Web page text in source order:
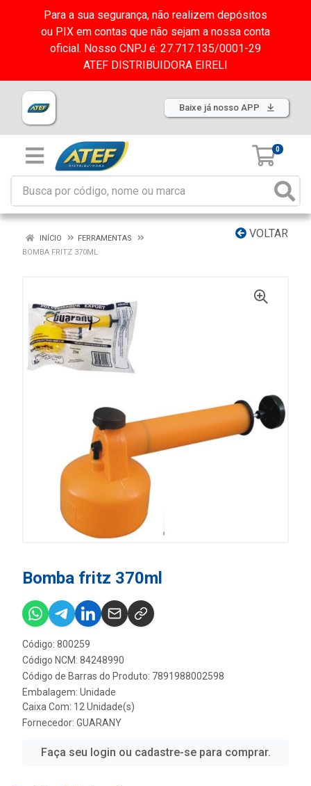
Para a sua segurança, não realizem depósitos
ou PIX em contas que não sejam a nossa conta
oficial. Nosso CNPJ é: 27.717.135/0001-29
ATEF DISTRIBUIDORA EIRELI
Baixe já nosso APP
0
VOLTAR
INÍCIO
FERRAMENTAS
BOMBA FRITZ 370ML
Bomba fritz 370ml
Código: 800259
Código NCM: 84248990
Código de Barras do Produto: 7891988002598
Embalagem: Unidade
Caixa Com: 12 Unidade(s)
Fornecedor: GUARANY
Faça seu login ou cadastre-se para comprar.